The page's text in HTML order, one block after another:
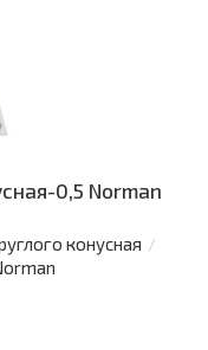
0,5 Norman
конусная